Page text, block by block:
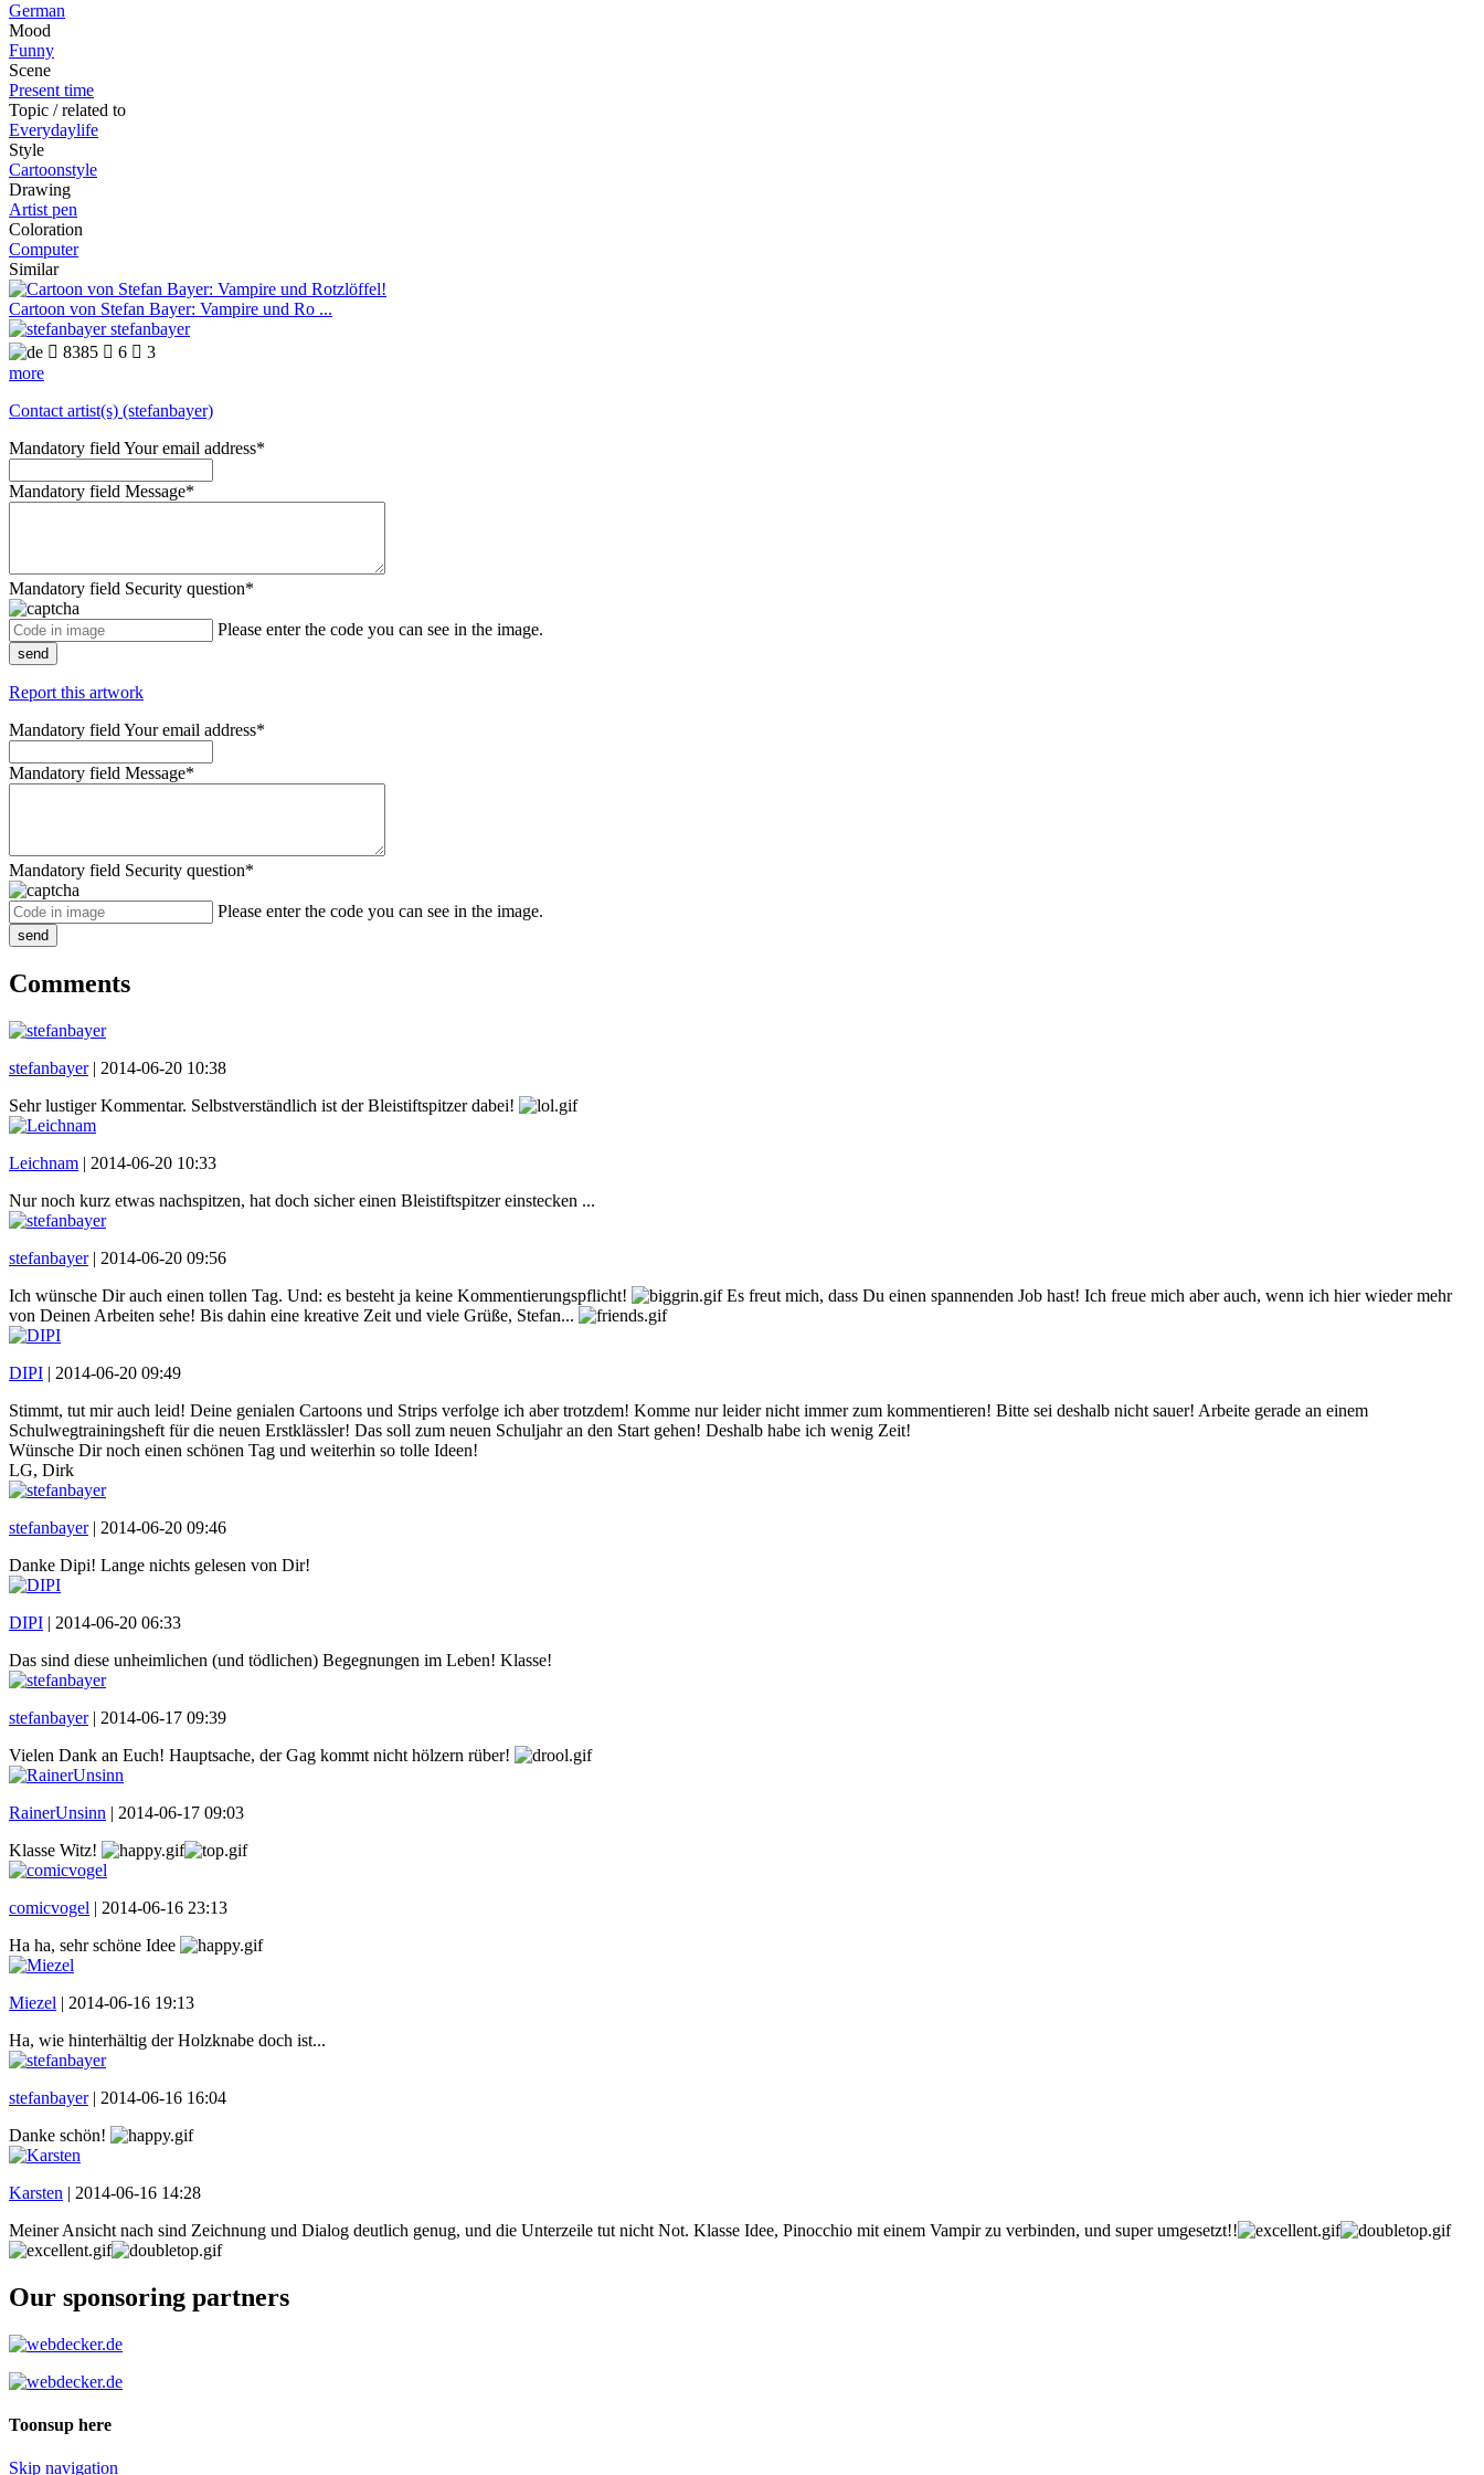
German
Mood
Funny
Scene
Present time
Topic / related to
Everydaylife
Style
Cartoonstyle
Drawing
Artist pen
Coloration
Computer
Similar
Cartoon von Stefan Bayer: Vampire und Ro ...
stefanbayer
 8385  6  3
more
Contact artist(s) (stefanbayer)
Mandatory field Your email address*
Mandatory field Message*
Mandatory field Security question*
Please enter the code you can see in the image.
send
Report this artwork
Mandatory field Your email address*
Mandatory field Message*
Mandatory field Security question*
Please enter the code you can see in the image.
send
Comments
stefanbayer| 2014-06-20 10:38
Sehr lustiger Kommentar. Selbstverständlich ist der Bleistiftspitzer dabei!
Leichnam | 2014-06-20 10:33
Nur noch kurz etwas nachspitzen, hat doch sicher einen Bleistiftspitzer einstecken ...
stefanbayer| 2014-06-20 09:56
Ich wünsche Dir auch einen tollen Tag. Und: es besteht ja keine Kommentierungspflicht!
Es freut mich, dass Du einen spannenden Job hast! Ich freue mich aber auch, wenn ich hier wieder mehr
von Deinen Arbeiten sehe! Bis dahin eine kreative Zeit und viele Grüße, Stefan...
DIPI | 2014-06-20 09:49
Stimmt, tut mir auch leid! Deine genialen Cartoons und Strips verfolge ich aber trotzdem! Komme nur leider nicht immer zum kommentieren! Bitte sei deshalb nicht sauer! Arbeite gerade an einem
Schulwegtrainingsheft für die neuen Erstklässler! Das soll zum neuen Schuljahr an den Start gehen! Deshalb habe ich wenig Zeit!
Wünsche Dir noch einen schönen Tag und weiterhin so tolle Ideen!
LG, Dirk
stefanbayer| 2014-06-20 09:46
Danke Dipi! Lange nichts gelesen von Dir!
DIPI | 2014-06-20 06:33
Das sind diese unheimlichen (und tödlichen) Begegnungen im Leben! Klasse!
stefanbayer| 2014-06-17 09:39
Vielen Dank an Euch! Hauptsache, der Gag kommt nicht hölzern rüber!
RainerUnsinn | 2014-06-17 09:03
Klasse Witz!
comicvogel | 2014-06-16 23:13
Ha ha, sehr schöne Idee
Miezel | 2014-06-16 19:13
Ha, wie hinterhältig der Holzknabe doch ist...
stefanbayer| 2014-06-16 16:04
Danke schön!
Karsten | 2014-06-16 14:28
Meiner Ansicht nach sind Zeichnung und Dialog deutlich genug, und die Unterzeile tut nicht Not. Klasse Idee, Pinocchio mit einem Vampir zu verbinden, und super umgesetzt!!
Our sponsoring partners
Toonsup here
Skip navigation